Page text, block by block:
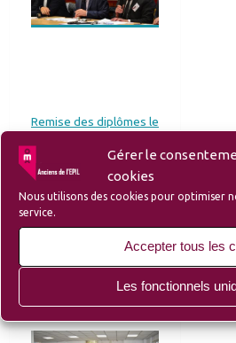
Gérer le
cookies
Nous utilisons des cookies pour optimiser
service.
Accepter tous les
Les fonctionnels
Remise des diplômes le
Baptêmes de
04/12/2019